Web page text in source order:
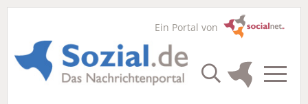
Ein Portal von